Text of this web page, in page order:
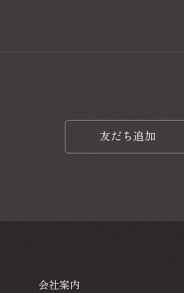
友だち追加
友だち追加
会社案内